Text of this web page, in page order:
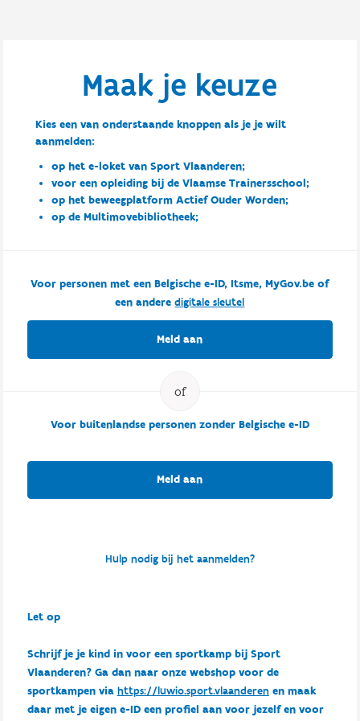
Maak je keuze
Kies een van onderstaande knoppen als je je wilt
aanmelden:
op het e-loket van Sport Vlaanderen;
voor een opleiding bij de Vlaamse Trainersschool;
op het beweegplatform Actief Ouder Worden;
op de Multimovebibliotheek;
Voor personen met een Belgische e-ID, Itsme, MyGov.be of
een anderedigitale sleutel
Meld aan
Voor buitenlandse personen zonder Belgische e-ID
Meld aan
Hulp nodig bij het aanmelden?
Let op
Schrijf je je kind in voor een sportkamp bij Sport
Vlaanderen? Ga dan naar onze webshop voor de
sportkampen via https://luwio.sport.vlaanderenen maak
daar met je eigen e-ID een profiel aan voor jezelf en voor